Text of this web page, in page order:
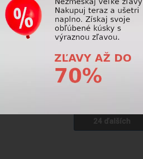
Košík na fľašu Kross Claw II green
T4CKZBI0076DGR
Košík
24 ďalších